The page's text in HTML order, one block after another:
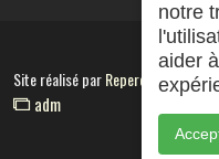
Site réalisé parRepereCom
adm
notre
aider